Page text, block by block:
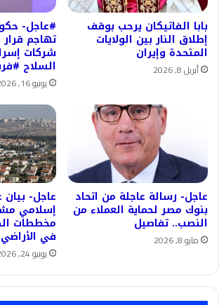
بابا الفاتيكان يرحب بوقف
إطلاق النار بين الولايات
المتحدة وإيران
أبريل 8, 2026
#عاجل-
تهاجم
شركات
السلاح
يونيو 16, 2026
عاجل- رسالة عاجلة من اتحاد
بنوك مصر لحماية العملاء من
النصب.. تفاصيل
مايو 8, 2026
عاجل-
إسلامي
مخططات
في
يونيو 24, 2026